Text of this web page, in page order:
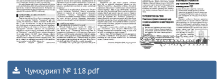
Ҷумҳурият № 118.pdf